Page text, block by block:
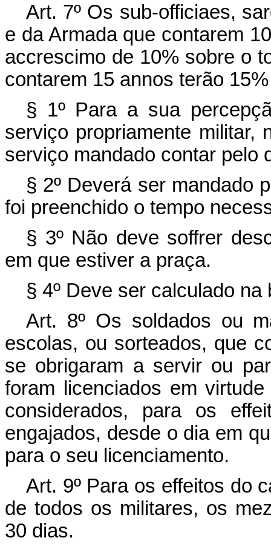
Art. 7º Os sub-officiaes,
e da Armada que contarem
accrescimo de 10% sobre o
contarem 15 annos terão
§ 1º Para a sua
serviço propriamente militar,
serviço mandado contar pelo
§ 2º Deverá ser mandado
foi preenchido o tempo
§ 3º Não deve soffrer
em que estiver a praça.
§ 4º Deve ser calculado
Art. 8º Os soldados ou
escolas, ou sorteados, que
se obrigaram a servir ou
foram licenciados em
considerados, para os
engajados, desde o dia em
para o seu licenciamento.
Art. 9º Para os effeitos do
de todos os militares, os
30 dias.